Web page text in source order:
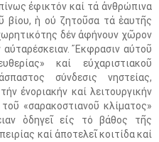
ἐφικτόν καί τά ἀνθρώπινα
βίου, ἡ οὐ ζητοῦσα τά ἑαυτῆς
δέν ἀφήνουν χῶρον
Ἔκφρασιν αὐτοῦ
καί εὐχαριστιακοῦ
σύνδεσις νηστείας,
ἐνοριακήν καί λειτουργικήν
«σαρακοστιανοῦ κλίματος»
ὁδηγεῖ εἰς τό βάθος τῆς
καί ἀποτελεῖ κοιτίδα καί